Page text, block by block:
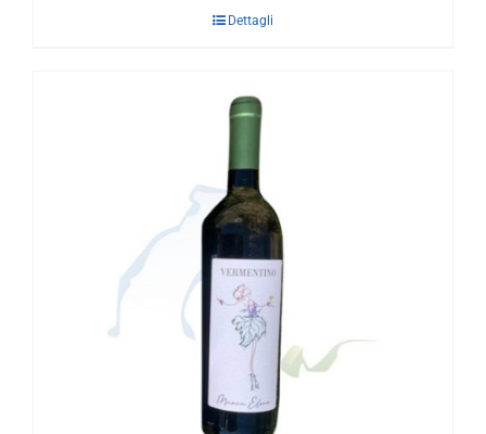
Dettagli